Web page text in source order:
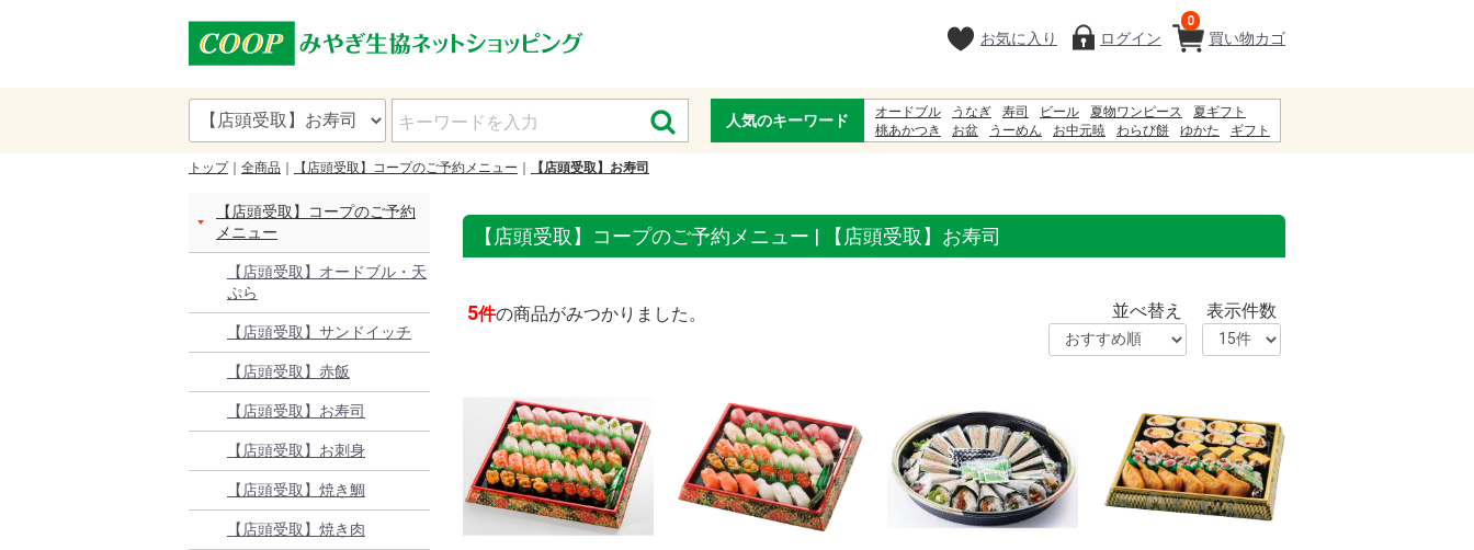
買い物カゴ
0
お気に入り ログイン
人気のキーワード オードブル うなぎ 寿司 ビール 夏物ワンピース
夏ギフト
桃あかつき
お盆 うーめん お中元暁 わらび餅 ゆかた
ギフト
トップ
全商品 【店頭受取】コープのご予約メニュー 【店頭受取】お寿司
【店頭受取】コープのご予約
メニュー
【店頭受取】オードブル・天
ぷら
【店頭受取】サンドイッチ
【店頭受取】赤飯
【店頭受取】お寿司
【店頭受取】お刺身
【店頭受取】焼き鯛
【店頭受取】焼き肉
【店頭受取】コープのご予約メニュー | 【店頭受取】お寿司
5件の商品がみつかりました。 並べ替え 表示件数